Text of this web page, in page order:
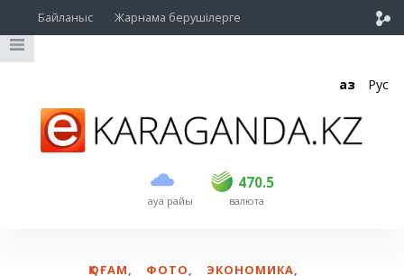
Байланыс Жарнама берушілерге
Қаз Рус
ауа райы
470.5
USD 469 470.5
EUR валюта
ҚОҒАМ, ФОТО, ЭКОНОМИКА,